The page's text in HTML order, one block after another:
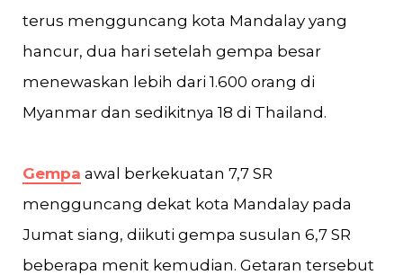
terus mengguncang kota Mandalay yang
hancur, dua hari setelah gempa besar
menewaskan lebih dari 1.600 orang di
Myanmar dan sedikitnya 18 di Thailand.
Gempa awal berkekuatan 7,7 SR
mengguncang dekat kota Mandalay pada
Jumat siang, diikuti gempa susulan 6,7 SR
beberapa menit kemudian. Getaran tersebut